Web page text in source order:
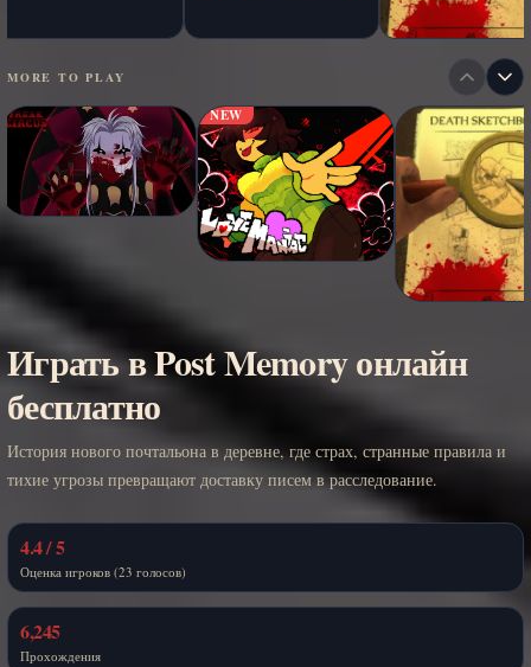
MORE TO PLAY
NEW
Играть в Post Memory онлайн
бесплатно
История нового почтальона в деревне, где страх, странные правила и
тихие угрозы превращают доставку писем в расследование.
4.4 / 5
Оценка игроков (23 голосов)
6,245
Прохождения